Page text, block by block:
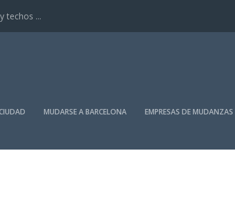
techos ...
MUDARSE A BARCELONA EMPRESAS DE MUDANZAS